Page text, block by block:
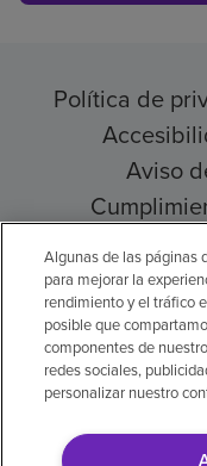
Política de
Aviso
© 2026
Algunas de las páginas
para mejorar la
rendimiento y el tráfico
posible que
componentes de
redes sociales,
personalizar nuestro